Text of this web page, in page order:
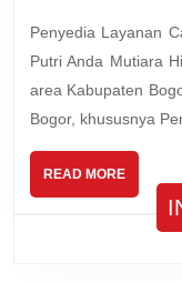
Penyedia Layanan Catering akikah Yang Terbaik untuk Putra
Putri Anda Mutiara
area Kabupaten
Bogor, khususnya
READ MOREREAD
MORE